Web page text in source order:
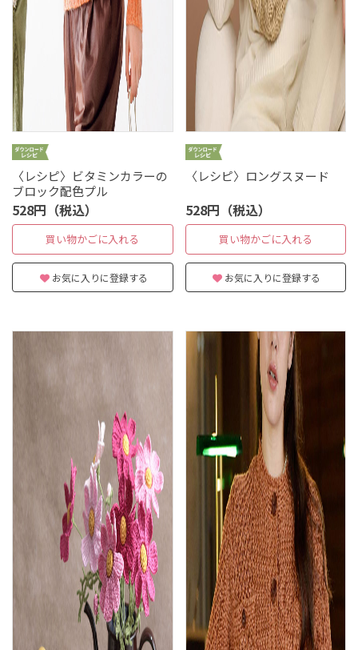
〈レシピ〉ビタミンカラーの
ブロック配色プル
528円（税込）
買い物かごに入れる
お気に入りに登録する
〈レシピ〉ロングスヌード
528円（税込）
買い物かごに入れる
お気に入りに登録する